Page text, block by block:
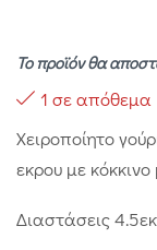
Το προϊόν θα
1 σε απόθεμα
Χειροποίητο
εκρου με
Διαστάσεις 4.5εκ